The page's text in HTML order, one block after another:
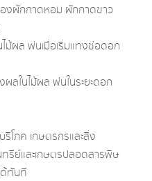
องผักกาดหอม ผักกาดขาว
ม้ผล พ่นเมื่อเริ่มแทงช่อดอก
ลในไม้ผล พ่นในระยะดอก
โภค เกษตรกรและสิ่ง
ทรีย์และเกษตรปลอดสารพิษ
ด้ทันที